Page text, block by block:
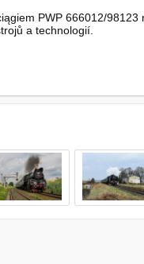
PWP 666012/98123
a technologií.